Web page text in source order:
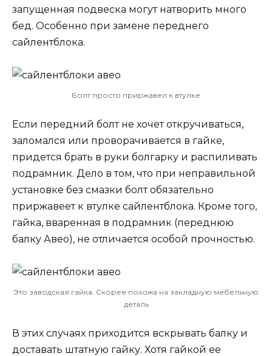
запущенная подвеска могут натворить много
бед. Особенно при замене переднего
сайлентблока.
Болт просто приржавел к втулке
Если передний болт не хочет откручиваться,
заломался или проворачивается в гайке,
придется брать в руки болгарку и распиливать
подрамник. Дело в том, что при неправильной
установке без смазки болт обязательно
приржавеет к втулке сайлентблока. Кроме того,
гайка, вваренная в подрамник (переднюю
балку Авео), не отличается особой прочностью.
Это заводская гайка. Скорее похожа на закладную мебельную
деталь
В этих случаях приходится вскрывать балку и
доставать штатную гайку. Хотя гайкой ее